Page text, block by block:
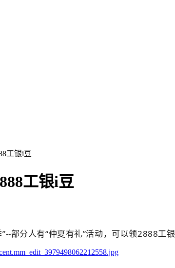
工银i豆
工银i豆
部分人有“仲夏有礼”活动，可以领2888工银